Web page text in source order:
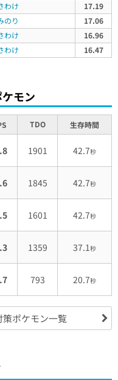
わけ
17.19
のり
17.06
わけ
16.96
わけ
16.47
モン
TDO 生存時間
1901 42.7秒
1845 42.7秒
1601 42.7秒
1359 37.1秒
793 20.7秒
ポケモン一覧